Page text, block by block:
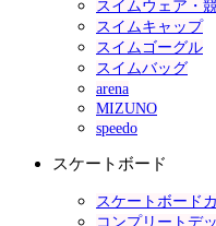
スイムウェア・
スイムキャップ
スイムゴーグル
スイムバッグ
arena
MIZUNO
speedo
スケートボード
スケートボード
コンプリートデ